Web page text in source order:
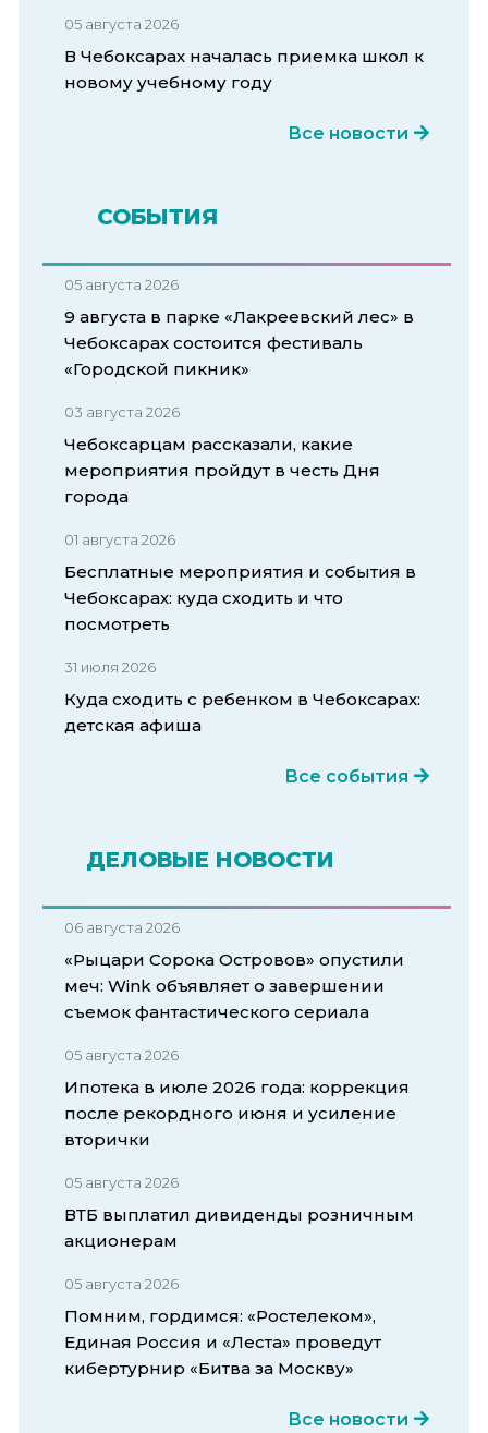
05 августа 2026
В Чебоксарах началась приемка школ к
новому учебному году
Все новости
СОБЫТИЯ
05 августа 2026
9 августа в парке «Лакреевский лес» в
Чебоксарах состоится фестиваль
«Городской пикник»
03 августа 2026
Чебоксарцам рассказали, какие
мероприятия пройдут в честь Дня
города
01 августа 2026
Бесплатные мероприятия и события в
Чебоксарах: куда сходить и что
посмотреть
31 июля 2026
Куда сходить с ребенком в Чебоксарах:
детская афиша
Все события
ДЕЛОВЫЕ НОВОСТИ
06 августа 2026
«Рыцари Сорока Островов» опустили
меч: Wink объявляет о завершении
съемок фантастического сериала
05 августа 2026
Ипотека в июле 2026 года: коррекция
после рекордного июня и усиление
вторички
05 августа 2026
ВТБ выплатил дивиденды розничным
акционерам
05 августа 2026
Помним, гордимся: «Ростелеком»,
Единая Россия и «Леста» проведут
кибертурнир «Битва за Москву»
Все новости